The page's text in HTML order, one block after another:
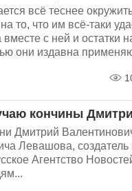
всё теснее
то, что им всё-таки
с ней и остатки
они издавна
кончины
Дмитрий
Левашова,
Агентство